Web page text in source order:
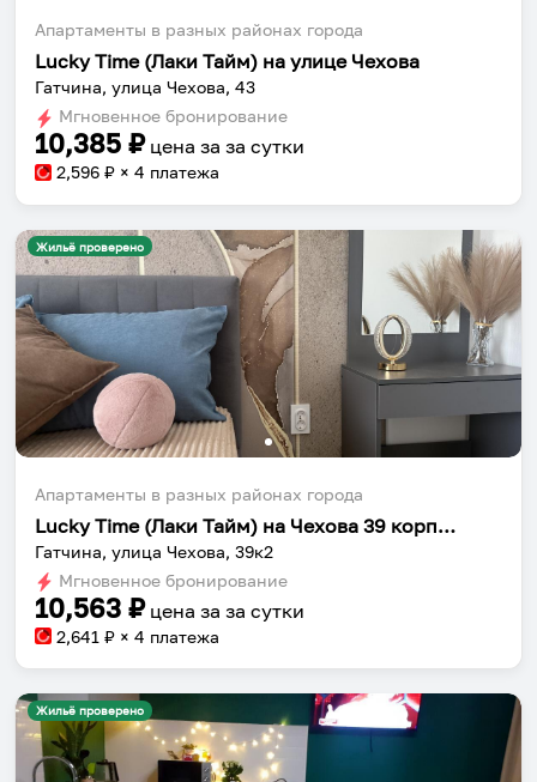
Апартаменты в разных районах города
Lucky Time (Лаки Тайм) на улице Чехова
Гатчина, улица Чехова, 43
Мгновенное бронирование
10,385 ₽ цена за за сутки
2,596 ₽ × 4 платежа
Жильё проверено
Апартаменты в разных районах города
Lucky Time (Лаки Тайм) на Чехова 39 корпус 2
Гатчина, улица Чехова, 39к2
Мгновенное бронирование
10,563 ₽ цена за за сутки
2,641 ₽ × 4 платежа
Жильё проверено